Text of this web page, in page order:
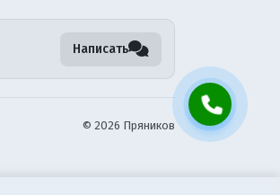
Написать
© 2026 Пряников